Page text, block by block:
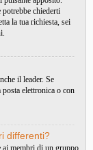
chiederti
la tua richiesta, sei
il leader. Se
elettronica o con
differenti?
ai membri di un gruppo